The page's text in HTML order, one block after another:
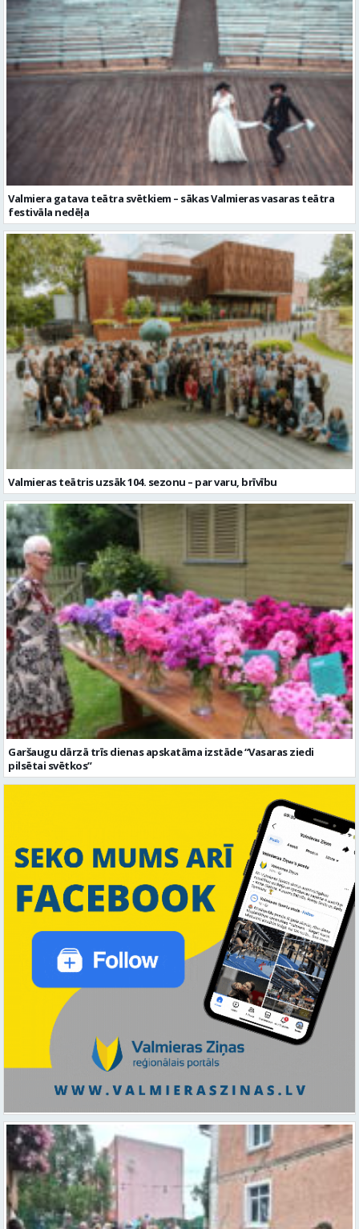
Valmiera gatava teātra svētkiem – sākas Valmieras vasaras teātra
festivāla nedēļa
Valmieras teātris uzsāk 104. sezonu – par varu, brīvību
Garšaugu dārzā trīs dienas apskatāma izstāde “Vasaras ziedi
pilsētai svētkos”